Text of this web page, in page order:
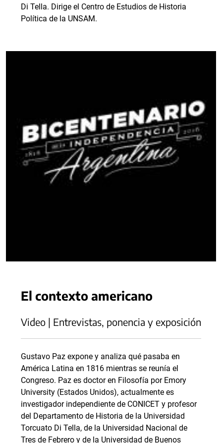
Di Tella. Dirige el Centro de Estudios de Historia
Política de la UNSAM.
El contexto americano
Video | Entrevistas, ponencia y exposición
Gustavo Paz expone y analiza qué pasaba en
América Latina en 1816 mientras se reunía el
Congreso. Paz es doctor en Filosofía por Emory
University (Estados Unidos), actualmente es
investigador independiente de CONICET y profesor
del Departamento de Historia de la Universidad
Torcuato Di Tella, de la Universidad Nacional de
Tres de Febrero y de la Universidad de Buenos